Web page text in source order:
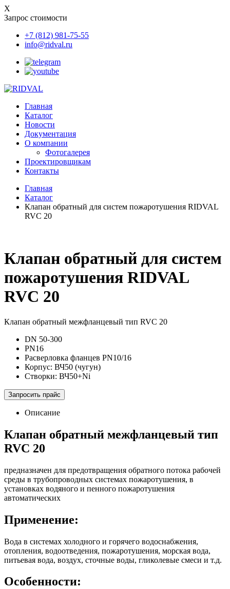
X
Запрос стоимости
+7 (812) 981-75-55
info@ridval.ru
Главная
Каталог
Новости
Документация
О компании
Фотогалерея
Проектировщикам
Контакты
Главная
Каталог
Клапан обратный для систем пожаротушения RIDVAL
RVC 20
Клапан обратный для систем
пожаротушения RIDVAL
RVC 20
Клапан обратный межфланцевый тип RVC 20
DN 50-300
PN16
Расверловка фланцев PN10/16
Корпус: ВЧ50 (чугун)
Створки: ВЧ50+Ni
Запросить прайс
Описание
Клапан обратный межфланцевый тип
RVC 20
предназначен для предотвращения обратного потока рабочей
среды в трубопроводных системах пожаротушения, в
установках водяного и пенного пожаротушения
автоматических
Применение:
Вода в системах холодного и горячего водоснабжения,
отопления, водоотведения, пожаротушения, морская вода,
питьевая вода, воздух, сточные воды, гликолевые смеси и т.д.
Особенности: